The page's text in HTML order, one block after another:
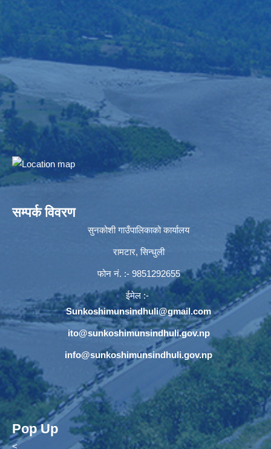
सम्पर्क विवरण
सुनकोशी गाउँपालिकाको कार्यालय
रामटार, सिन्धुली
फोन नं‍. :- 9851292655
ईमेल :-
Sunkoshimunsindhuli@gmail.com
ito@sunkoshimunsindhuli.gov.np
info@sunkoshimunsindhuli.gov.np
Pop Up
<